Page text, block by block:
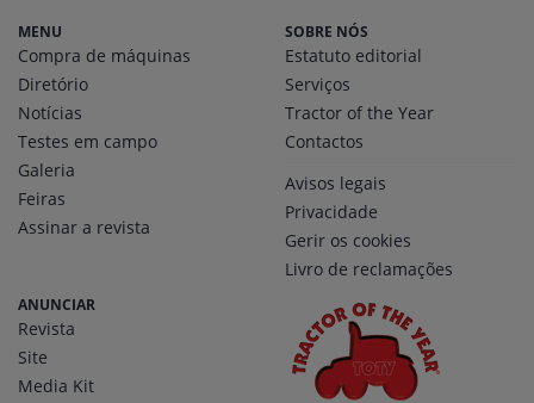
MENU
Compra de máquinas
Diretório
Notícias
Testes em campo
Galeria
Feiras
Assinar a revista
SOBRE NÓS
Estatuto editorial
Serviços
Tractor of the Year
Contactos
Avisos legais
Privacidade
Gerir os cookies
Livro de reclamações
ANUNCIAR
Revista
Site
Media Kit